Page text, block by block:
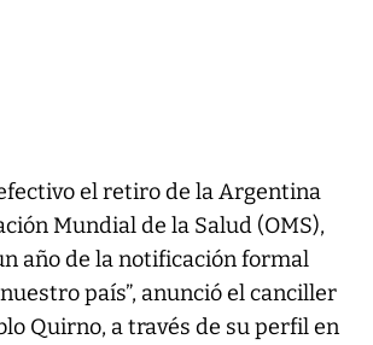
el retiro de la Argentina
Mundial de la Salud (OMS),
año de la notificación formal
país”, anunció el canciller
Quirno, a través de su perfil en